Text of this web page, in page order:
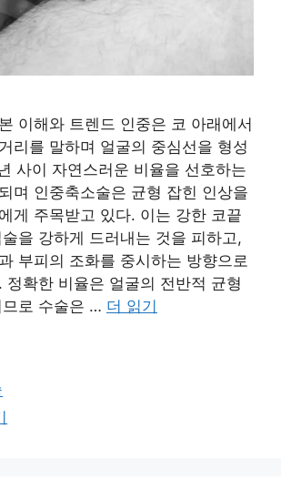
이해와 트렌드 인중은 코 아래에서
리를 말하며 얼굴의 중심선을 형성
사이 자연스러운 비율을 선호하는
며 인중축소술은 균형 잡힌 인상을
게 주목받고 있다. 이는 강한 코끝
을 강하게 드러내는 것을 피하고,
부피의 조화를 중시하는 방향으로
정확한 비율은 얼굴의 전반적 균형
로 수술은 … 더 읽기